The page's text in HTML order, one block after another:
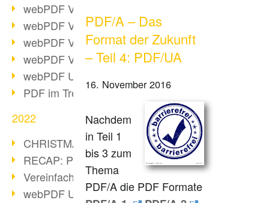
webPDF Video-Session 3
webPDF Video-Session 2
webPDF Video-Session 1
webPDF Video-Session Termine
webPDF Update 9.0.0.2843
PDF im Trend
2022
CHRISTMAS 2022 loading
RECAP: PDF Days Europe 2022
Vereinfachung Personalprozesse
webPDF Update 8.0.0.2727
PDF/A – Das
Format der Zukunft
– Teil 4: PDF/UA
16. November 2016
Nachdem
in Teil 1
bis 3 zum
Thema
PDF/A die PDF Formate